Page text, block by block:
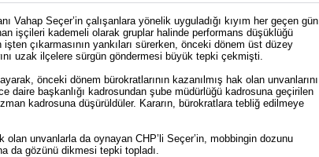
Vahap Seçer’in çalışanlara yönelik uyguladığı kıyım her geçen gün
işçileri kademeli olarak gruplar halinde performans düşüklüğü
çıkarmasının yankıları sürerken, önceki dönem üst düzey
uzak ilçelere sürgün göndermesi büyük tepki çekmişti.
önceki dönem bürokratlarının kazanılmış hak olan unvanlarını
daire başkanlığı kadrosundan şube müdürlüğü kadrosuna geçirilen
kadrosuna düşürüldüler. Kararın, bürokratlara tebliğ edilmeye
olan unvanlarla da oynayan CHP’li Seçer’in, mobbingin dozunu
da gözünü dikmesi tepki topladı.